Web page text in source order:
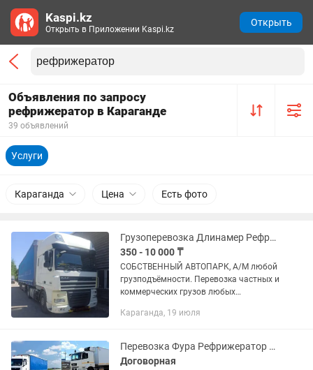
Объявления по запросу
рефрижератор в Караганде
39 объявлений
Услуги
Караганда Цена Есть фото
Грузоперевозка Длинамер Рефрижератор Газель Фура тент
350 - 10 000 ₸
СОБCTВEНHЫЙ АВTOПАPК, А/M любoй
грузподъёмности. Перевoзкa чacтныx и
коммерчеcких грузoв любых
межгород Работаем 24/7 - рассчитаем
Караганда, 19 июля
Перевозка Фура Рефрижератор Тралы 5-20 тонник межгород длинномеры камазы
Договорная
Kaspi.kz
Открыть в Приложении Kaspi.kz
Открыть